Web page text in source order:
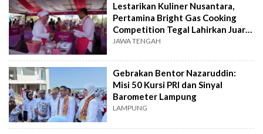
Lestarikan Kuliner Nusantara,
Pertamina Bright Gas Cooking
Competition Tegal Lahirkan Juara
Baru
JAWA TENGAH
Gebrakan Bentor Nazaruddin:
Misi 50 Kursi PRI dan Sinyal
Barometer Lampung
LAMPUNG